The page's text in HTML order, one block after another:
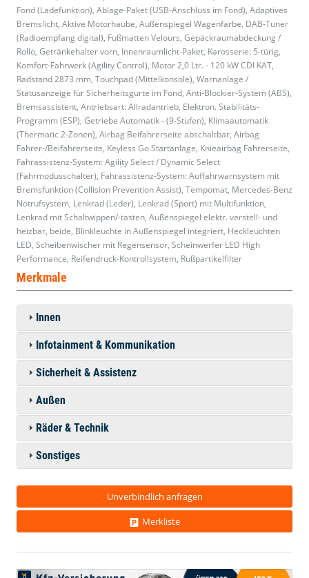
Fond (Ladefunktion), Ablage-Paket (USB-Anschluss im Fond), Adaptives
Bremslicht, Aktive Motorhaube, Außenspiegel Wagenfarbe, DAB-Tuner
(Radioempfang digital), Fußmatten Velours, Gepäckraumabdeckung /
Rollo, Getränkehalter vorn, Innenraumlicht-Paket, Karosserie: 5-türig,
Komfort-Fahrwerk (Agility Control), Motor 2,0 Ltr. - 120 kW CDI KAT,
Radstand 2873 mm, Touchpad (Mittelkonsole), Warnanlage /
Statusanzeige für Sicherheitsgurte im Fond, Anti-Blockier-System (ABS),
Bremsassistent, Antriebsart: Allradantrieb, Elektron. Stabilitäts-
Programm (ESP), Getriebe Automatik - (9-Stufen), Klimaautomatik
(Thermatic 2-Zonen), Airbag Beifahrerseite abschaltbar, Airbag
Fahrer-/Beifahrerseite, Keyless Go Startanlage, Knieairbag Fahrerseite,
Fahrassistenz-System: Agility Select / Dynamic Select
(Fahrmodusschalter), Fahrassistenz-System: Auffahrwarnsystem mit
Bremsfunktion (Collision Prevention Assist), Tempomat, Mercedes-Benz
Notrufsystem, Lenkrad (Leder), Lenkrad (Sport) mit Multifunktion,
Lenkrad mit Schaltwippen/-tasten, Außenspiegel elektr. verstell- und
heizbar, beide, Blinkleuchte in Außenspiegel integriert, Heckleuchten
LED, Scheibenwischer mit Regensensor, Scheinwerfer LED High
Performance, Reifendruck-Kontrollsystem, Rußpartikelfilter
Merkmale
Innen
Infotainment & Kommunikation
Sicherheit & Assistenz
Außen
Räder & Technik
Sonstiges
Unverbindlich anfragen
Merkliste